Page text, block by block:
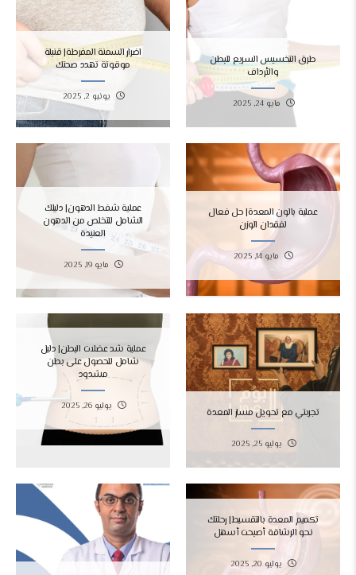
اضرار السمنة المفرطة| قنبلة
موقوتة تهدد صحتك
يونيو 2, 2025
طرق التخسيس السريع للبطن
والأرداف
مايو 24, 2025
عملية شفط الدهون| دليلك
الشامل للتخلص من الدهون
العنيدة
مايو 19, 2025
عملية بالون المعدة| حل فعال
لفقدان الوزن
مايو 14, 2025
عملية شد عضلات البطن| دليل
شامل للحصول على بطن
مشدود
يوليو 26, 2025 تجربتي مع تحويل مسار المعدة
يوليو 25, 2025
تكميم المعدة بالتقسيط| رحلتك
نحو الرشاقة أصبحت أسهل
يوليو 20, 2025